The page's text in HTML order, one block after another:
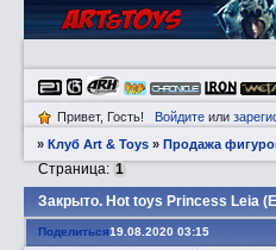
Привет, Гость! Войдитеили
»Клуб Art & Toys »Продажа
Закрытo. Hot toys Princess Leia
Страница: 1
Поделиться19.08.2020 03:15